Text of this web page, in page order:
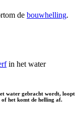
de bouwhelling.
in het water
water gebracht wordt, loopt
het komt de helling af.